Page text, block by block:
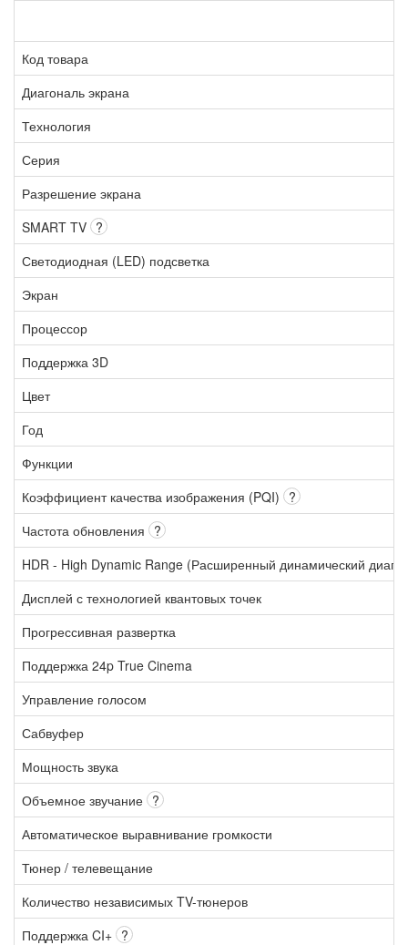
Код товара
Диагональ экрана
Технология
Серия
Разрешение экрана
SMART TV ?
Светодиодная (LED) подсветка
Экран
Процессор
Поддержка 3D
Цвет
Год
Функции
Коэффициент качества изображения (PQI) ?
Частота обновления ?
HDR - High Dynamic Range (Расширенный динамический
Дисплей с технологией квантовых точек
Прогрессивная развертка
Поддержка 24p True Cinema
Управление голосом
Сабвуфер
Мощность звука
Объемное звучание ?
Автоматическое выравнивание громкости
Тюнер / телевещание
Количество независимых TV-тюнеров
Поддержка CI+ ?